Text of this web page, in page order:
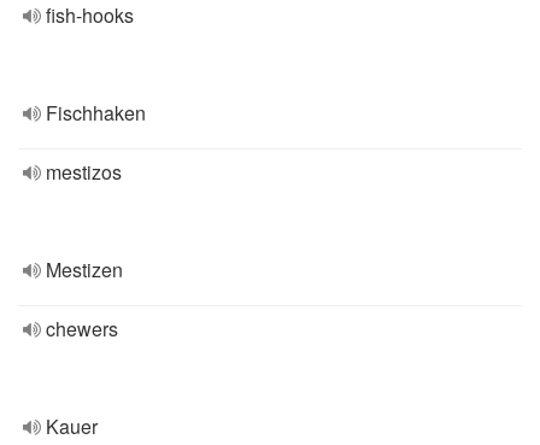
fish-hooks
Fischhaken
mestizos
Mestizen
chewers
Kauer